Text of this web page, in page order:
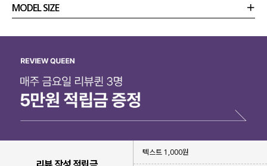
MODEL SIZE
텍스트 1,000원